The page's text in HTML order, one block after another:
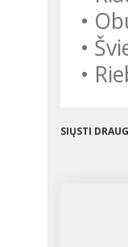
•
•
•
SIŲSTI